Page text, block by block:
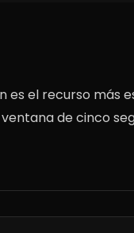
el recurso más
de cinco